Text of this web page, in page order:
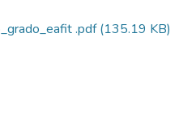
.pdf(135.19 KB)